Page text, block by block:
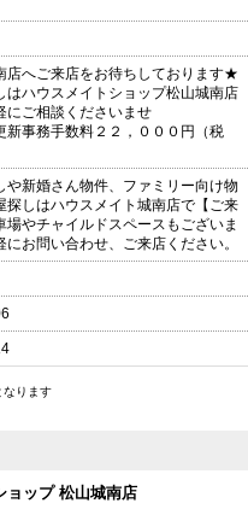
店へご来店をお待ちしております★
はハウスメイトショップ松山城南店
にご相談くださいませ
新事務手数料２２，０００円（税
や新婚さん物件、ファミリー向け物
探しはハウスメイト城南店で【ご来
場やチャイルドスペースもございま
にお問い合わせ、ご来店ください。
なります
ョップ 松山城南店